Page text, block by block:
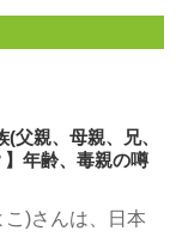
(父親、母親、兄、
年齢、毒親の噂
)さんは、日本